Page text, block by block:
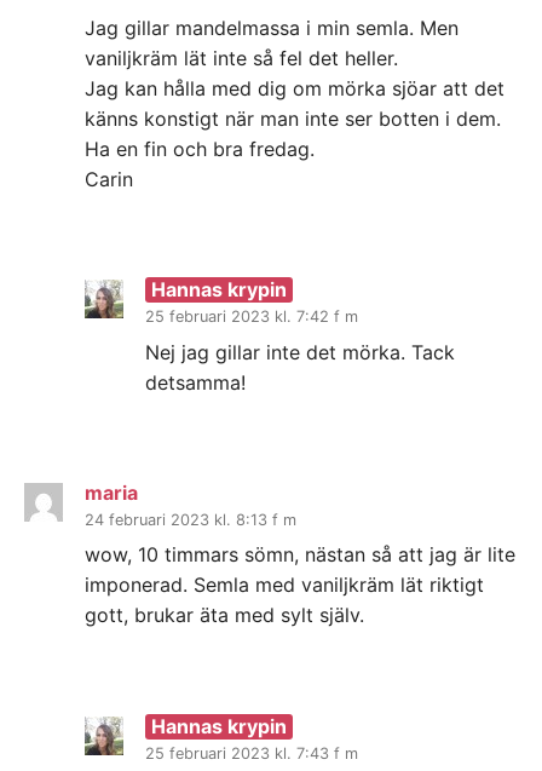
Jag gillar mandelmassa i min semla. Men
vaniljkräm lät inte så fel det heller.
Jag kan hålla med dig om mörka sjöar att det
känns konstigt när man inte ser botten i dem.
Ha en fin och bra fredag.
Carin
Hannas krypin
25 februari 2023 kl. 7:42 f m
Nej jag gillar inte det mörka. Tack
detsamma!
maria
24 februari 2023 kl. 8:13 f m
wow, 10 timmars sömn, nästan så att jag är lite
imponerad. Semla med vaniljkräm lät riktigt
gott, brukar äta med sylt själv.
Hannas krypin
25 februari 2023 kl. 7:43 f m